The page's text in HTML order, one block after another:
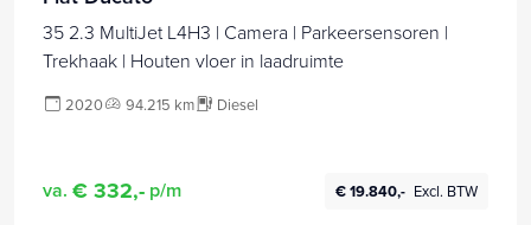
35 2.3 MultiJet L4H3 | Camera | Parkeersensoren |
Trekhaak | Houten vloer in laadruimte
2020 94.215 km Diesel
va. € 332,- p/m € 19.840,- Excl. BTW